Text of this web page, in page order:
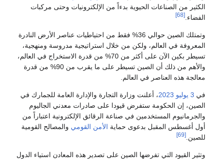
الكثير من الصناعات الحيوية بدءاً من الإلكترونيات وحتى مركبات
الفضاء. [68]
وتمتلك الصين حوالي 36% فقط من احتياطيات عناصر الأرض النادرة
المعروفة في العالم، ولكن من خلال استراتيجية مدروسة ومنهجية،
تسيطر بكين الآن على أكثر من 70% من قدرة الاستخراج في العالم،
والأهم من ذلك أن الصين تسيطر على ما يقرب من 90% من قدرة
معالجة هذه العناصر في العالم.
في 3 يوليو 2023، أعلنت وزارة التجارة والإدارة العامة للجمارك في
الصين، إن الحكومة ستفرض قيودا على صادرات معدني الجاليوم
والجرمانيوم المستخدمين في صناعة الرقائق الإلكترونية اعتباراً من
أول أغسطس المقبل بدعوى حماية الأمن القومي والمصالح القومية
للصين. [69]
وتثير القيود التي تفرضها الصين على تصدير هذه المعادن استياء الدول